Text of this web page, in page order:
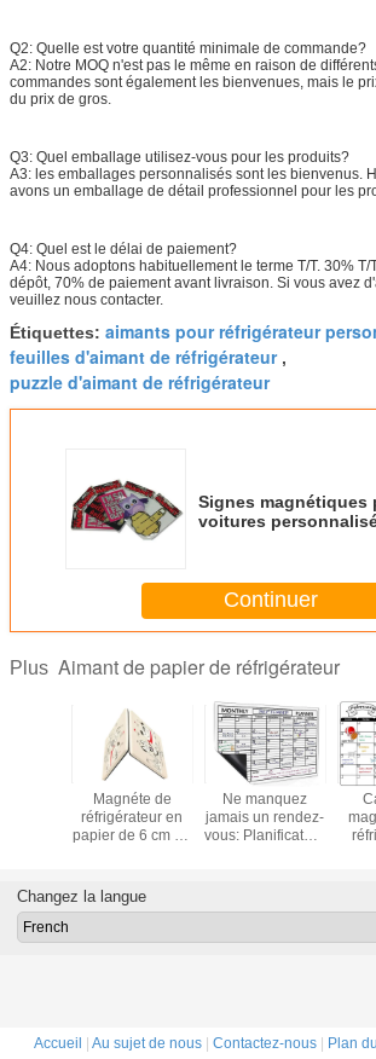
Q2: Quelle est votre quantité minimale de commande?
A2: Notre MOQ n'est pas le même en raison de
commandes sont également les bienvenues, mais le
du prix de gros.
Q3: Quel emballage utilisez-vous pour les produits?
A3: les emballages personnalisés sont les bienvenus.
avons un emballage de détail professionnel pour les
Q4: Quel est le délai de paiement?
A4: Nous adoptons habituellement le terme T/T. 30% T/
dépôt, 70% de paiement avant livraison. Si vous avez
veuillez nous contacter.
Étiquettes: aimants pour réfrigérateur
feuilles d'aimant de réfrigérateur,
puzzle d'aimant de réfrigérateur
Signes magnétiques
voitures
pour voitures
Continuer
Plus Aimant de papier de réfrigérateur
de
Magnéte de
réfrigérateur en
papier de 6 cm en
Ne manquez
jamais un rendez-
vous: Planificateur
à utiliser
x 16
Changez la langue
Accueil | Au sujet de nous | Contactez-nous | Plan